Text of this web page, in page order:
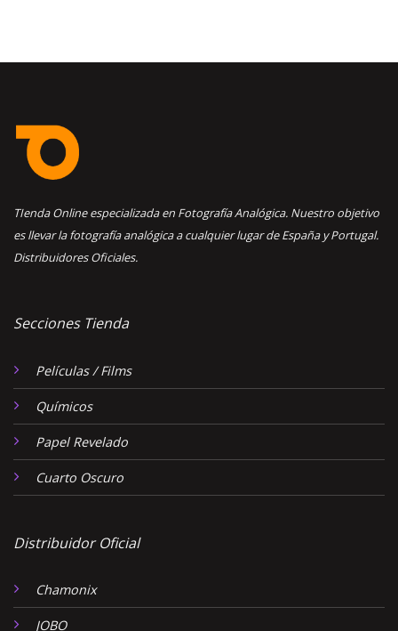
TIenda Online especializada en Fotografía Analógica. Nuestro objetivo
es llevar la fotografía analógica a cualquier lugar de España y Portugal.
Distribuidores Oficiales.
Secciones Tienda
Películas / Films
Químicos
Papel Revelado
Cuarto Oscuro
Distribuidor Oficial
Chamonix
JOBO